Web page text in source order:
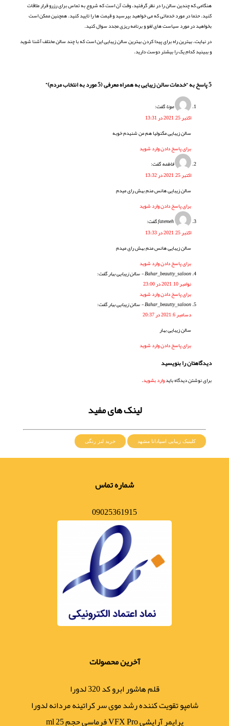
هنگامی که چندین سالن را در نظر گرفتید، وقت آن است که شروع به تماس برای رزرو قرار ملاقات
کنید. حتما در مورد خدماتی که می خواهید بپرسید و قیمت ها را تایید کنید. همچنین ممکن است
بخواهید در مورد سیاست های لغو و برنامه ریزی مجدد سوال کنید.
در نهایت، بهترین راه برای پیدا کردن بهترین سالن زیبایی این است که با چند سالن مختلف آشنا شوید
و ببینید کدام یک را بیشتر دوست دارید.
5 پاسخ به “خدمات سالن زیبایی به همراه معرفی (5 مورد به انتخاب مردم)”
موناگفت:
اکتبر 25, 2021 در 13:31
سالن زیبایی مگنولیا هم من شنیدم خوبه
برای پاسخ دادن وارد شوید
فاطمهگفت:
اکتبر 25, 2021 در 13:32
سالن زیبایی هانس منم بهش رای میدم
برای پاسخ دادن وارد شوید
fatemehگفت:
اکتبر 25, 2021 در 13:33
سالن زیبایی هانس منم بهش رای میدم
برای پاسخ دادن وارد شوید
Bahar_beautty_saloon - سالن زیبایی بهار
گفت:
نوامبر 10, 2021 در 23:00
برای پاسخ دادن وارد شوید
Bahar_beautty_saloon - سالن زیبایی بهار
گفت:
دسامبر 6, 2021 در 20:37
سالن زیبایی بهار
برای پاسخ دادن وارد شوید
دیدگاهتان را بنویسید
برای نوشتن دیدگاه بایدوارد بشوید.
لینک های مفید
کلینیک زیبایی اسپادانا مشهد خرید لنز رنگی
شماره تماس
09025361915
آخرین محصولات
قلم هاشور ابرو کد 320 لدورا
شامپو تقویت کننده رشد موی سر کراتینه مردانه لدورا
پرایمر آرایشی VFX Pro فرماسی حجم 25 ml